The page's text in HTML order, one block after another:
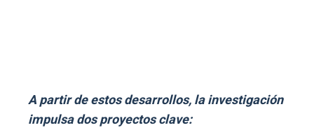
A partir de estos desarrollos, la investigación
impulsa dos proyectos clave: